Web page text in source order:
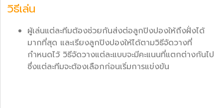
วิธีเล่น
ผู้เล่นแต่ละทีมต้องช่วยกันส่งต่อลูกปิงปองให้ถึงฝั่งได้
มากที่สุด และเรียงลูกปิงปองให้ได้ตามวิธีจัดวางที่
กำหนดไว้ วิธีจัดวางแต่ละแบบจะมีคะแนนที่แตกต่างกันไป
ซึ่งแต่ละทีมจะต้องเลือกก่อนเริ่มการแข่งขัน